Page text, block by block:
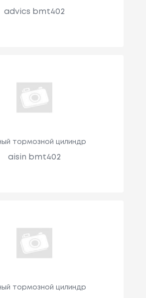
advics bmt402
тормозной цилиндр
aisin bmt402
тормозной цилиндр